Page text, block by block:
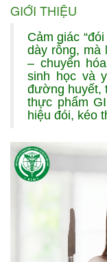
GIỚI THIỆU
Cảm giác
dày rỗng, mà
– chuyển
sinh học và
đường huyết,
thực phẩm
hiệu đói, kéo